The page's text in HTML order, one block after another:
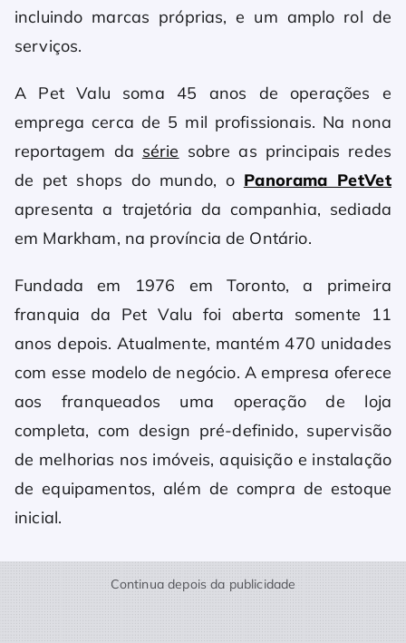
incluindo marcas próprias, e um amplo rol de
serviços.
A Pet Valu soma 45 anos de operações e
emprega cerca de 5 mil profissionais. Na nona
reportagem da série sobre as principais redes
de pet shops do mundo, o Panorama PetVet
apresenta a trajetória da companhia, sediada
em Markham, na província de Ontário.
Fundada em 1976 em Toronto, a primeira
franquia da Pet Valu foi aberta somente 11
anos depois. Atualmente, mantém 470 unidades
com esse modelo de negócio. A empresa oferece
aos franqueados uma operação de loja
completa, com design pré-definido, supervisão
de melhorias nos imóveis, aquisição e instalação
de equipamentos, além de compra de estoque
inicial.
Continua depois da publicidade